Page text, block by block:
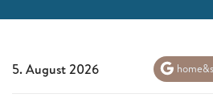
5. August 2026